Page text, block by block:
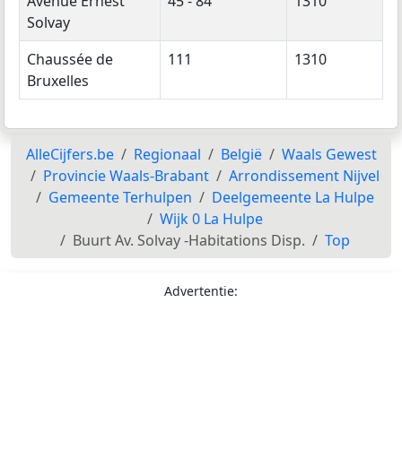
Solvay
Chaussée de
Bruxelles
111 1310
AlleCijfers.be Regionaal België
Waals Gewest
Provincie Waals-Brabant
Arrondissement Nijvel
Gemeente Terhulpen
Deelgemeente La Hulpe
Wijk 0 La Hulpe
Buurt Av. Solvay -Habitations Disp.
Top
Advertentie: